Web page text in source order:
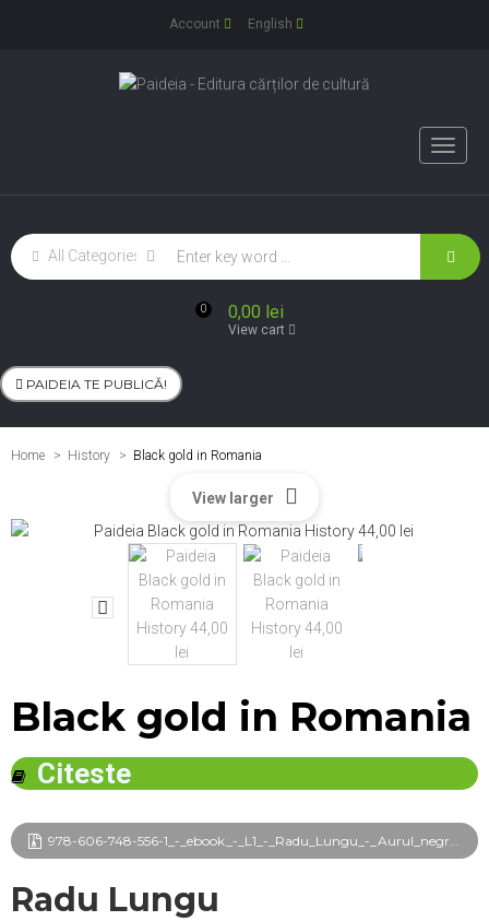
Account English
Toggle
0 0,00 lei
View cart
PAIDEIA TE PUBLICĂ!
Home History > Black gold in Romania
View larger
Black gold in Romania
Citeste
978-606-748-556-1_-_ebook_-_L1_-_Radu_Lungu_-_Aurul_negru_la_romani_frg.pdf
Radu Lungu